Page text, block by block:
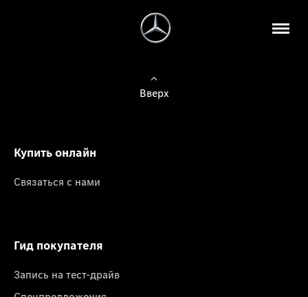
Вверх
Купить онлайн
Связаться с нами
Гид покупателя
Запись на тест-драйв